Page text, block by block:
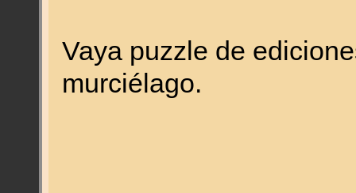
Vaya puzzle de
murciélago.